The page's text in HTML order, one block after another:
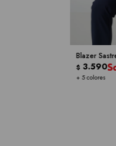
Blazer
RACHEL
+ 5 colores
$ 3.590